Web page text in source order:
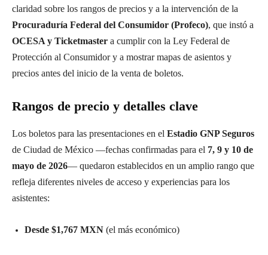
claridad sobre los rangos de precios y a la intervención de la
Procuraduría Federal del Consumidor (Profeco), que instó a
OCESA y Ticketmaster a cumplir con la Ley Federal de
Protección al Consumidor y a mostrar mapas de asientos y
precios antes del inicio de la venta de boletos.
Rangos de precio y detalles clave
Los boletos para las presentaciones en el Estadio GNP Seguros
de Ciudad de México —fechas confirmadas para el 7, 9 y 10 de
mayo de 2026— quedaron establecidos en un amplio rango que
refleja diferentes niveles de acceso y experiencias para los
asistentes:
Desde $1,767 MXN (el más económico)